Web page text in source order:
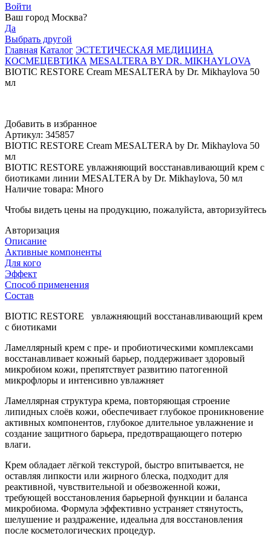
Войти
Ваш город Москва?
Да
Выбрать другой
Главная Каталог ЭСТЕТИЧЕСКАЯ МЕДИЦИНА
КОСМЕЦЕВТИКА MESALTERA BY DR. MIKHAYLOVA
BIOTIC RESTORE Cream MESALTERA by Dr. Mikhaylova 50
мл
Добавить в избранное
Артикул: 345857
BIOTIC RESTORE Cream MESALTERA by Dr. Mikhaylova 50
мл
BIOTIC RESTORE увлажняющий восстанавливающий крем с
биотиками линии MESALTERA by Dr. Mikhaylova, 50 мл
Наличие товара: Много
Чтобы видеть цены на продукцию, пожалуйста, авторизуйтесь
Авторизация
Описание
Активные компоненты
Для кого
Эффект
Способ применения
Состав
BIOTIC RESTORE увлажняющий восстанавливающий крем
с биотиками
Ламеллярный крем с пре- и пробиотическими комплексами
восстанавливает кожный барьер, поддерживает здоровый
микробиом кожи, препятствует развитию патогенной
микрофлоры и интенсивно увлажняет
Ламеллярная структура крема, повторяющая строение
липидных слоёв кожи, обеспечивает глубокое проникновение
активных компонентов, глубокое длительное увлажнение и
создание защитного барьера, предотвращающего потерю
влаги.
Крем обладает лёгкой текстурой, быстро впитывается, не
оставляя липкости или жирного блеска, подходит для
реактивной, чувствительной и обезвоженной кожи,
требующей восстановления барьерной функции и баланса
микробиома. Формула эффективно устраняет стянутость,
шелушение и раздражение, идеальна для восстановления
после косметологических процедур.